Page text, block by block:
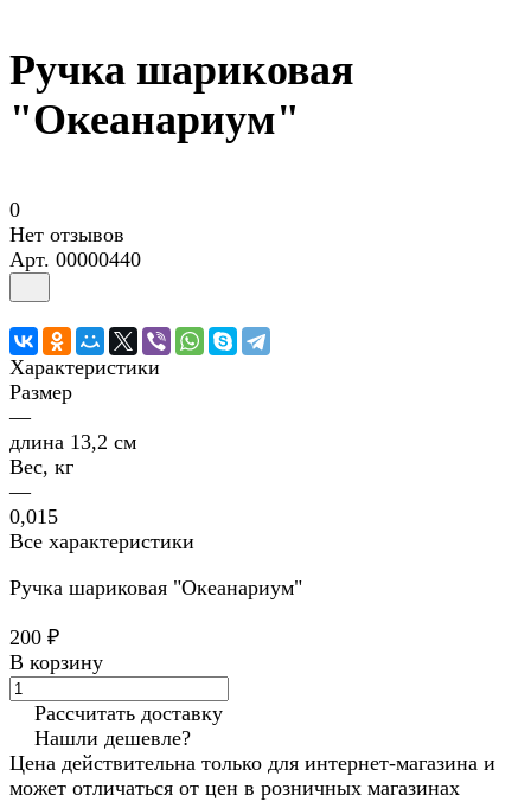
Ручка шариковая
"Океанариум"
0
Нет отзывов
Арт. 00000440
Характеристики
Размер
—
длина 13,2 см
Вес, кг
—
0,015
Все характеристики
Ручка шариковая "Океанариум"
200 ₽
В корзину
Рассчитать доставку
Нашли дешевле?
Цена действительна только для интернет-магазина и
может отличаться от цен в розничных магазинах